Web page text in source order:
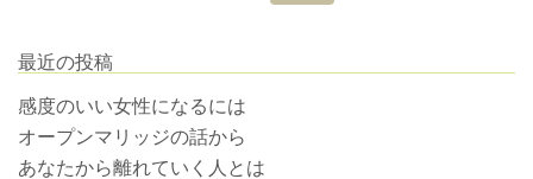
最近の投稿
感度のいい女性になるには
オープンマリッジの話から
あなたから離れていく人とは